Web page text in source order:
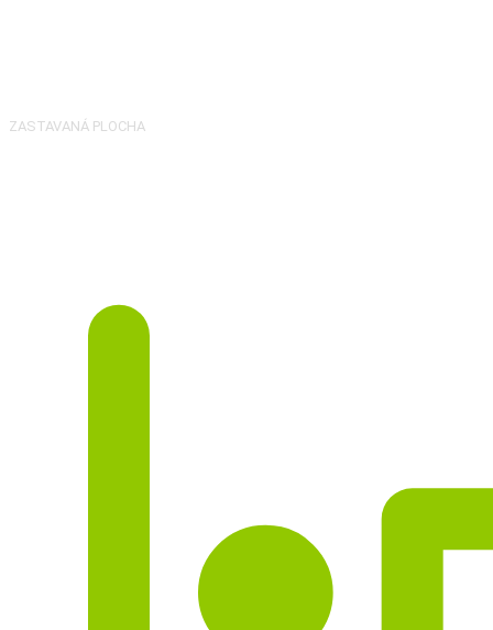
ZASTAVANÁ PLOCHA